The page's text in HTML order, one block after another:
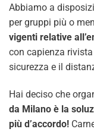
Abbiamo a
per gruppi più o
vigenti relative
con capienza
sicurezza e il
Hai deciso che
da Milano è la
più d’accordo!